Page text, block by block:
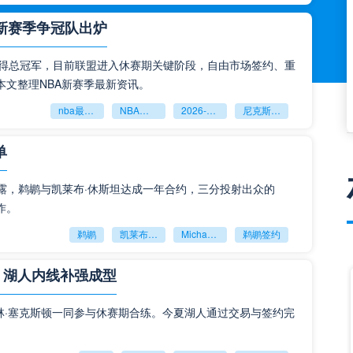
赛季争冠队出炉
总冠军，目前联盟进入休赛期关键阶段，自由市场签约、重
整理NBA新赛季最新资讯。
nba最新新闻 NBA休赛期资讯 2026‑2027NBA前瞻 尼克斯总冠军
鹈鹕与凯莱布·休斯坦达成一年合约，三分投射出众的
鹈鹕 凯莱布‑休斯坦 Michael Scotto 鹈鹕签约
人内线补强成型
塞克斯顿一同参与休赛期合练。今夏湖人通过交易与签约完